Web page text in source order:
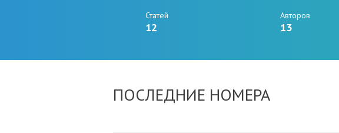
Статей
12
Авторов
13
ПОСЛЕДНИЕ НОМЕРА